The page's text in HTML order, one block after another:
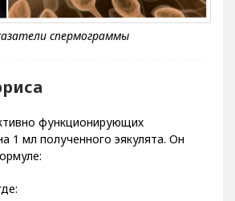
функционирующих
1 мл полученного эякулята. Он